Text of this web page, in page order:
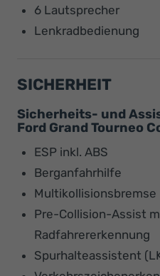
6 Lautsprecher
Lenkradbedienung
SICHERHEIT
Sicherheits- und
Ford Grand Tourneo
ESP inkl. ABS
Berganfahrhilfe
Multikollisionsbremse
Pre-Collision-Assist
Radfahrererkennung
Spurhalteassistent